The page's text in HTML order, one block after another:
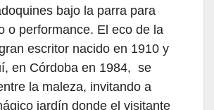
bajo la parra para
o performance. El eco de la
escritor nacido en 1910 y
en Córdoba en 1984, se
la maleza, invitando a
jardín donde el visitante